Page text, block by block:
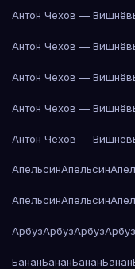
Антон Чехов —
Антон Чехов —
Антон Чехов —
Антон Чехов —
Антон Чехов —
АпельсинАпельсин
АпельсинАпельсин
АрбузАрбузАрбузАрбуз
БананБананБананБанан